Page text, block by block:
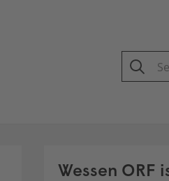
Search
for:
Wessen ORF